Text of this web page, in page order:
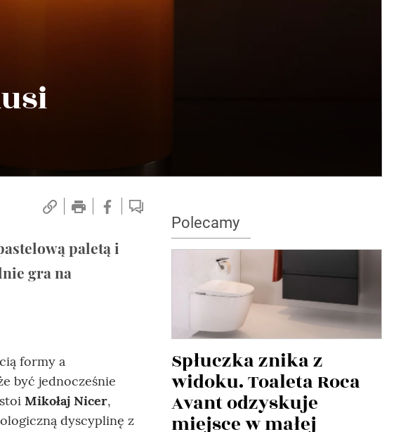
paletą i
gra na
formy a
być jednocześnie
Mikołaj Nicer,
dyscyplinę z
Polecamy
Spłuczka znika z
widoku. Toaleta Roca
Avant odzyskuje
miejsce w małej